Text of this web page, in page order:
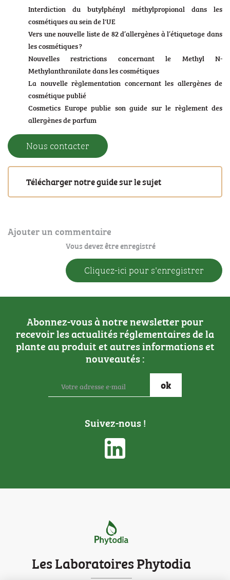
Interdiction du butylphényl méthylpropional dans les
cosmétiques au sein de l'UE
Vers une nouvelle liste de 82 d’allergènes à l’étiquetage dans
les cosmétiques ?
Nouvelles restrictions concernant le Methyl N-
Methylanthranilate dans les cosmétiques
La nouvelle règlementation concernant les allergènes de
cosmétique publié
Cosmetics Europe publie son guide sur le règlement des
allergènes de parfum
Nous contacter
Télécharger notre guide sur le sujet
Ajouter un commentaire
Vous devez être enregistré
Cliquez-ici pour s'enregistrer
Abonnez-vous à notre newsletter pour
recevoir les actualités réglementaires de la
plante au produit et autres informations et
nouveautés :
Suivez-nous !
Les Laboratoires Phytodia